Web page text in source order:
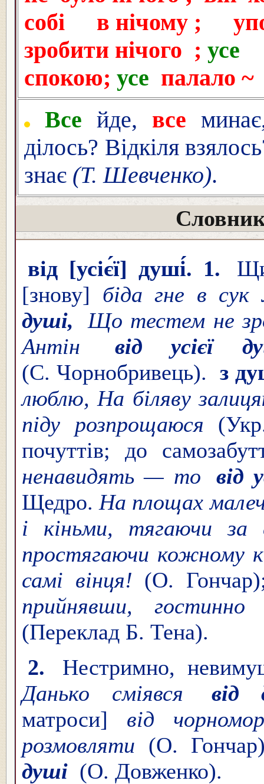
собі в нічому ;
зробити нічого ; усе
спокою; усе палало
Все йде, все
ділось? Відкіля
знає (Т. Шевченко).
Словник
від [усіє́ї] душі́. 1.
[знову] біда гне в
душі,
Що тестем не
Антін
від усієї
(С. Чорнобривець). з
люблю, На біляву
піду розпрощаюся
почуттів; до
ненавидять — то
від
Щедро.На площах
і кіньми, тягаючи за
простягаючи кожному
самі вінця! (О.
прийнявши,
(Переклад Б. Тена).
2.
Нестримно,
Данько сміявся
від
матроси] від
розмовляти (О.
душі (О. Довженко).